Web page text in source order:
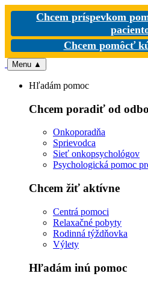
Chcem príspevkom
Chcem pomôcť
Menu ▲
Hľadám pomoc
Chcem poradiť od
Onkoporadňa
Sprievodca
Sieť onkopsychológov
Psychologická pomoc
Chcem žiť aktívne
Centrá pomoci
Relaxačné pobyty
Rodinná týždňovka
Výlety
Hľadám inú pomoc